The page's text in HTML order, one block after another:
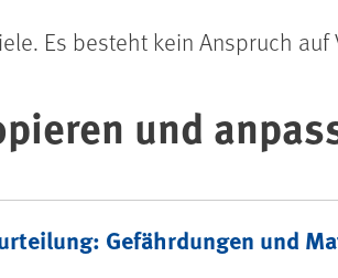
Es besteht kein Anspruch auf
und
Gefährdungen und